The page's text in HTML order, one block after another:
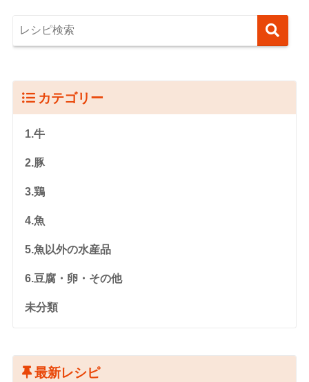
カテゴリー
1.牛
2.豚
3.鶏
4.魚
5.魚以外の水産品
6.豆腐・卵・その他
未分類
最新レシピ